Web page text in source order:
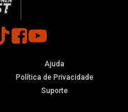
Ajuda
Política de Privacidade
Suporte